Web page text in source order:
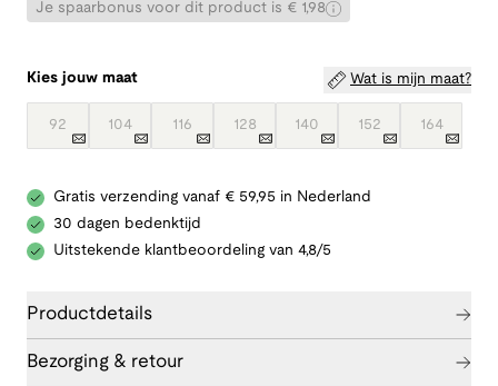
Je spaarbonus voor dit product is € 1,98
Kies jouw maat Wat is mijn maat?
92 104 116 128 140 152 164
Gratis verzending vanaf € 59,95 in Nederland
30 dagen bedenktijd
Uitstekende klantbeoordeling van 4,8/5
Productdetails
Bezorging & retour